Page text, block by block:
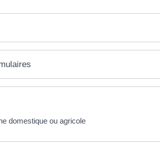
domestique ou agricole